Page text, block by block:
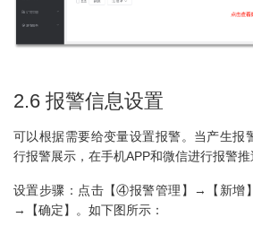
2.6 报警信息设置
可以根据需要给变量设置报警。当产生报
行报警展示，在手机APP和微信进行报警推
设置步骤：点击【④报警管理】→【新增
→【确定】。如下图所示：